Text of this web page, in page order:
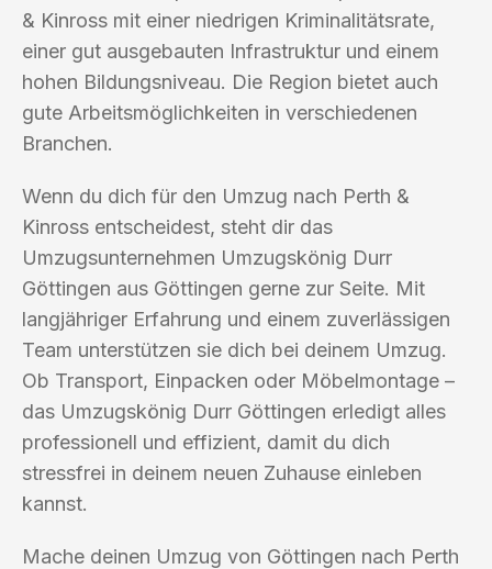
& Kinross mit einer niedrigen Kriminalitätsrate,
einer gut ausgebauten Infrastruktur und einem
hohen Bildungsniveau. Die Region bietet auch
gute Arbeitsmöglichkeiten in verschiedenen
Branchen.
Wenn du dich für den Umzug nach Perth &
Kinross entscheidest, steht dir das
Umzugsunternehmen Umzugskönig Durr
Göttingen aus Göttingen gerne zur Seite. Mit
langjähriger Erfahrung und einem zuverlässigen
Team unterstützen sie dich bei deinem Umzug.
Ob Transport, Einpacken oder Möbelmontage –
das Umzugskönig Durr Göttingen erledigt alles
professionell und effizient, damit du dich
stressfrei in deinem neuen Zuhause einleben
kannst.
Mache deinen Umzug von Göttingen nach Perth